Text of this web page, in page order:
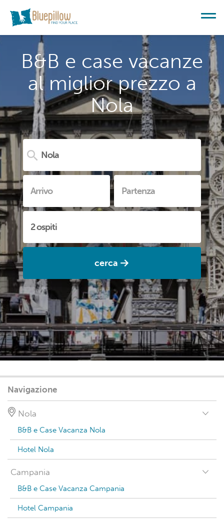
B&B e case vacanze
al miglior prezzo a
Nola
cerca
Navigazione
Nola
B&B e Case Vacanza Nola
Hotel Nola
Campania
B&B e Case Vacanza Campania
Hotel Campania